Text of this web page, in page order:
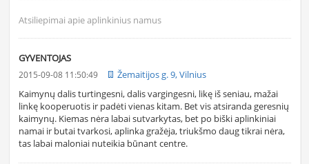
Atsiliepimai apie aplinkinius namus
GYVENTOJAS
2015-09-08 11:50:49
Žemaitijos g. 9, Vilnius
Kaimynų dalis turtingesni, dalis vargingesni, likę iš seniau, mažai
linkę kooperuotis ir padėti vienas kitam. Bet vis atsiranda geresnių
kaimynų. Kiemas nėra labai sutvarkytas, bet po biški aplinkiniai
namai ir butai tvarkosi, aplinka gražėja, triukšmo daug tikrai nėra,
tas labai maloniai nuteikia būnant centre.